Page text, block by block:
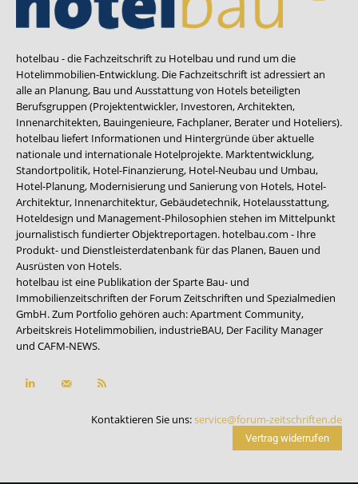
hotelbau - die Fachzeitschrift zu Hotelbau und rund um die
Hotelimmobilien-Entwicklung. Die Fachzeitschrift ist adressiert an
alle an Planung, Bau und Ausstattung von Hotels beteiligten
Berufsgruppen (Projektentwickler, Investoren, Architekten,
Innenarchitekten, Bauingenieure, Fachplaner, Berater und Hoteliers).
hotelbau liefert Informationen und Hintergründe über aktuelle
nationale und internationale Hotelprojekte. Marktentwicklung,
Standortpolitik, Hotel-Finanzierung, Hotel-Neubau und Umbau,
Hotel-Planung, Modernisierung und Sanierung von Hotels, Hotel-
Architektur, Innenarchitektur, Gebäudetechnik, Hotelausstattung,
Hoteldesign und Management-Philosophien stehen im Mittelpunkt
journalistisch fundierter Objektreportagen. hotelbau.com - Ihre
Produkt- und Dienstleisterdatenbank für das Planen, Bauen und
Ausrüsten von Hotels.
hotelbau ist eine Publikation der Sparte Bau- und
Immobilienzeitschriften der Forum Zeitschriften und Spezialmedien
GmbH. Zum Portfolio gehören auch:Apartment Community,
Arbeitskreis Hotelimmobilien, industrieBAU, Der Facility Manager
und CAFM-NEWS.
Kontaktieren Sie uns:service@forum-zeitschriften.de
Vertrag widerrufen